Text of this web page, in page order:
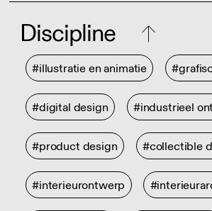
Discipline
#illustratie en animatie
#digital design #industrieel
#product design #collectible
#interieurontwerp